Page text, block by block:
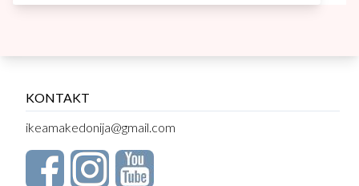
KONTAKT
ikeamakedonija@gmail.com